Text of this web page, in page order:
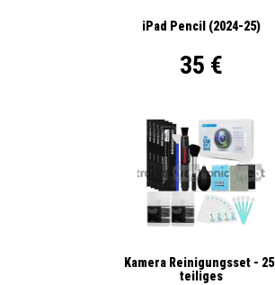
iPad Pencil (2024-25)
35 €
Kamera Reinigungsset -
teiliges